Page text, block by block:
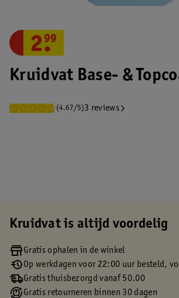
Kruidvat Base- &
(4.67/5)3 reviews
2.
99
Kruidvat is altijd voordelig
Gratis ophalen in de winkel
Op werkdagen voor 22:00 uur besteld,
Gratis thuisbezorgd vanaf 50.00
Gratis retourneren binnen 30 dagen